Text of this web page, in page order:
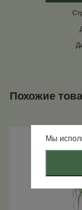
Похожие
Мы